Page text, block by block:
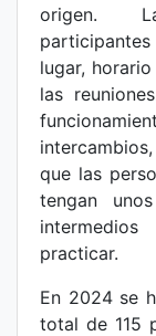
origen.
lugar,
las
que las
tengan
practicar.
En 2024 se
total de 115